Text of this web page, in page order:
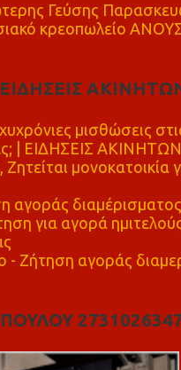
Γεύσης
κρεοπωλείο
μισθώσεις
| ΕΙΔΗΣΕΙΣ ΑΚΙΝΗΤΩΝ
μονοκατοικία
αγοράς
για αγορά
- Ζήτηση αγοράς